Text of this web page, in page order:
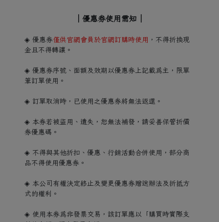
｜優惠券使用需知｜
◈ 優惠券僅供官網會員於官網訂購時使用 ，不得折換現
金且不得轉讓。
◈ 優惠券序號、面額及效期以優惠券上記載為主，限單
筆訂單使用。
◈ 訂單取消時，已使用之優惠券將無法返還。
◈ 本券若被盜用、遺失，恕無法補發，請妥善保管折價
券優惠碼。
◈ 不得與其他折扣、優惠、行銷活動合併使用，部分商
品不得使用優惠券。
◈ 本公司有權決定終止及變更優惠券贈送辦法及折抵方
式的權利。
◈ 使用本券為非發票交易，該訂單應以「購買時實際支